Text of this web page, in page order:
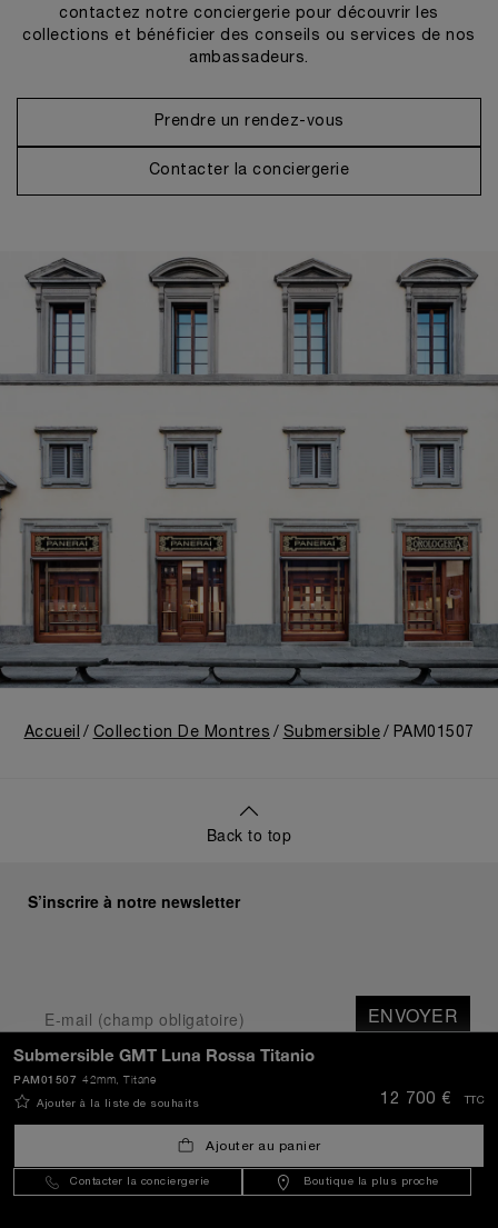
Submersible GMT Luna Rossa Titanio
42mm , Titane
PAM01507
Ajouter à la liste de souhaits 12 700 € TTC
Ajouter au panier
Contacter la conciergerie Boutique la plus proche
contactez notre conciergerie pour découvrir les
collections et bénéficier des conseils ou services de nos
ambassadeurs.
Prendre un rendez-vous
Contacter la conciergerie
Accueil Collection De Montres Submersible PAM01507
Back to top
S’inscrire à notre newsletter
ENVOYER
Belgium(EUR €
Service Client